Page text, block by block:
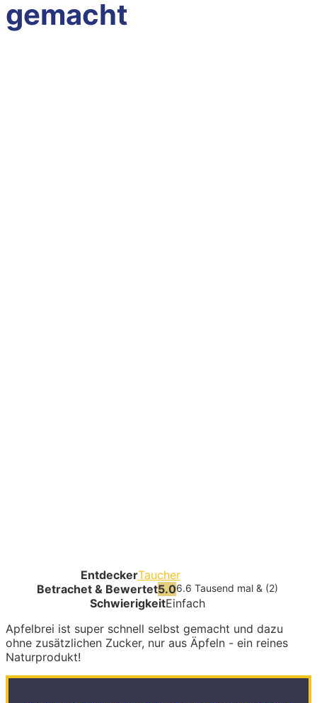
gemacht
EntdeckerTaucher
Betrachet & Bewertet5.06.6 Tausend mal & (2)
SchwierigkeitEinfach
Apfelbrei ist super schnell selbst gemacht und dazu
ohne zusätzlichen Zucker, nur aus Äpfeln - ein reines
Naturprodukt!